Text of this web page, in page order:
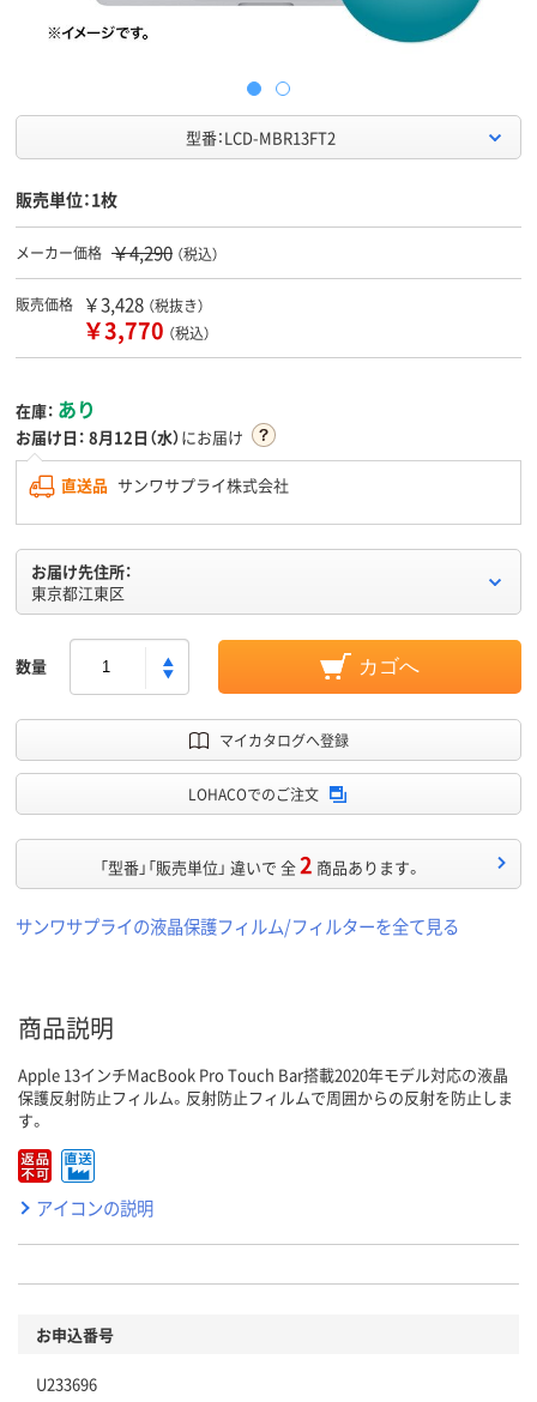
型番：LCD-MBR13FT2
販売単位：1枚
メーカー価格 ￥4,290 （税込）
販売価格 ￥3,428 （税抜き）
￥3,770 （税込）
在庫： あり
お届け日： 8月12日（水）にお届け
直送品 サンワサプライ株式会社
お届け先住所：
東京都江東区
数量 カゴへ
マイカタログへ登録
LOHACOでのご注文
「型番」「販売単位」 違いで 全2 商品あります。
サンワサプライの液晶保護フィルム/フィルターを全て見る
商品説明
Apple 13インチMacBook Pro Touch Bar搭載2020年モデル対応の液晶
保護反射防止フィルム。反射防止フィルムで周囲からの反射を防止しま
す。
アイコンの説明
お申込番号
U233696